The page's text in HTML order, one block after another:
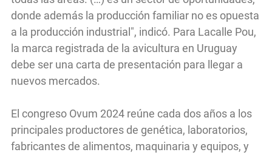
donde además la producción familiar no es opuesta
a la producción industrial", indicó. Para Lacalle Pou,
la marca registrada de la avicultura en Uruguay
debe ser una carta de presentación para llegar a
nuevos mercados.
El congreso Ovum 2024 reúne cada dos años a los
principales productores de genética, laboratorios,
fabricantes de alimentos, maquinaria y equipos, y